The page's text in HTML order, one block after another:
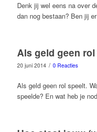
Denk jij wel eens na over
dan nog bestaan? Ben jij
Als geld geen
20 juni 2014 / 0 Reacties
Als geld geen rol speelt.
speelde? En wat heb je